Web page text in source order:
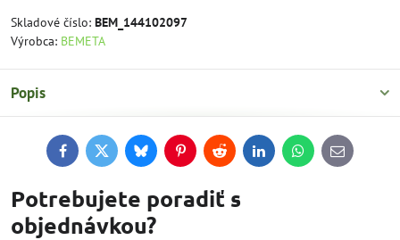
Skladové číslo: BEM_144102097
Výrobca: BEMETA
Popis
FacebookTwitterBlueskyPinterestReddit LinkedInWhatsApp
E-
mail
Potrebujete poradiť s
objednávkou?